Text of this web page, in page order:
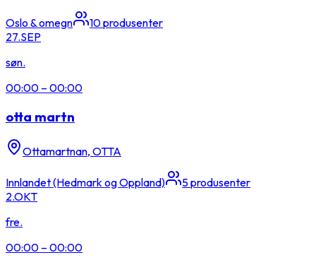
Oslo & omegn 10produsenter
27.SEP
søn.
00:00 – 00:00
otta martn
Ottamartnan, OTTA
Innlandet (Hedmark og Oppland) 5produsenter
2.OKT
fre.
00:00 – 00:00